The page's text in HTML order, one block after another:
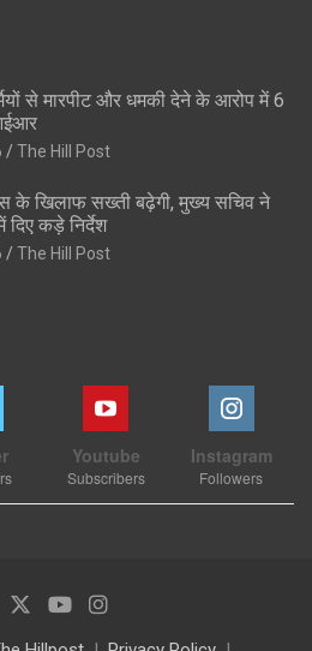
से मारपीट और धमकी देने के आरोप में 6
The Hill Post
के खिलाफ सख्ती बढ़ेगी, मुख्य सचिव ने
कड़े निर्देश
The Hill Post
Youtube
Subscribers
Instagram
Followers